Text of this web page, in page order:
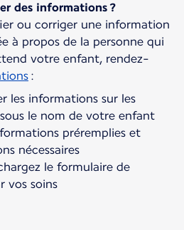
des informations ?
ou corriger une information
à propos de la personne qui
votre enfant, rendez-
les informations sur les
le nom de votre enfant
préremplies et
nécessaires
le formulaire de
vos soins